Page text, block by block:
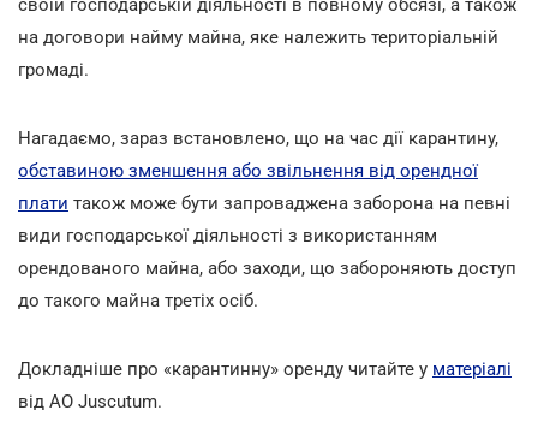
своїй господарській діяльності в повному обсязі, а також
на договори найму майна, яке належить територіальній
громаді.
Нагадаємо, зараз встановлено, що на час дії карантину,
обставиною зменшення або звільнення від орендної
плати також може бути запроваджена заборона на певні
види господарської діяльності з використанням
орендованого майна, або заходи, що забороняють доступ
до такого майна третіх осіб.
Докладніше про «карантинну» оренду читайте у матеріалі
від АО Juscutum.